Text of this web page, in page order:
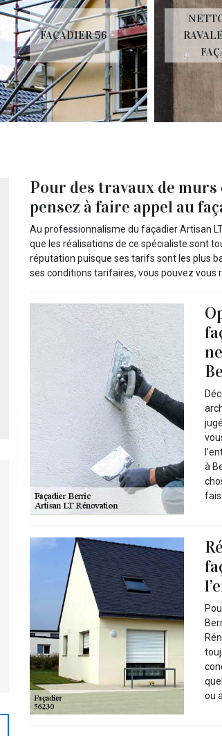
FAÇADIER 56
Pour des travaux de
pensez à faire appel au
Au professionnalisme du façadier Artisan
que les réalisations de ce spécialiste sont
réputation puisque ses tarifs sont les plus
ses conditions tarifaires, vous pouvez vous
à
ou